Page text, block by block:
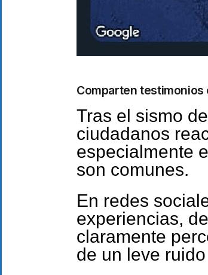
Comparten
Tras el sismo
ciudadanos
especialmente
son comunes.
En redes
experiencias,
claramente
de un leve